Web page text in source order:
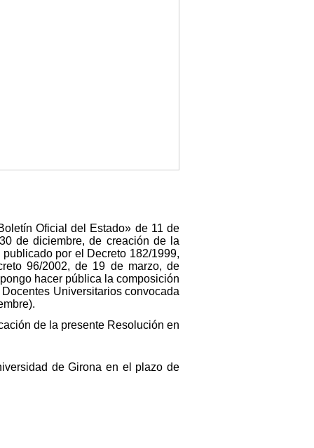
Oficial del Estado» de 11 de
de diciembre, de creación de la
por el Decreto 182/1999,
96/2002, de 19 de marzo, de
hacer pública la composición
Universitarios convocada
de la presente Resolución en
de Girona en el plazo de